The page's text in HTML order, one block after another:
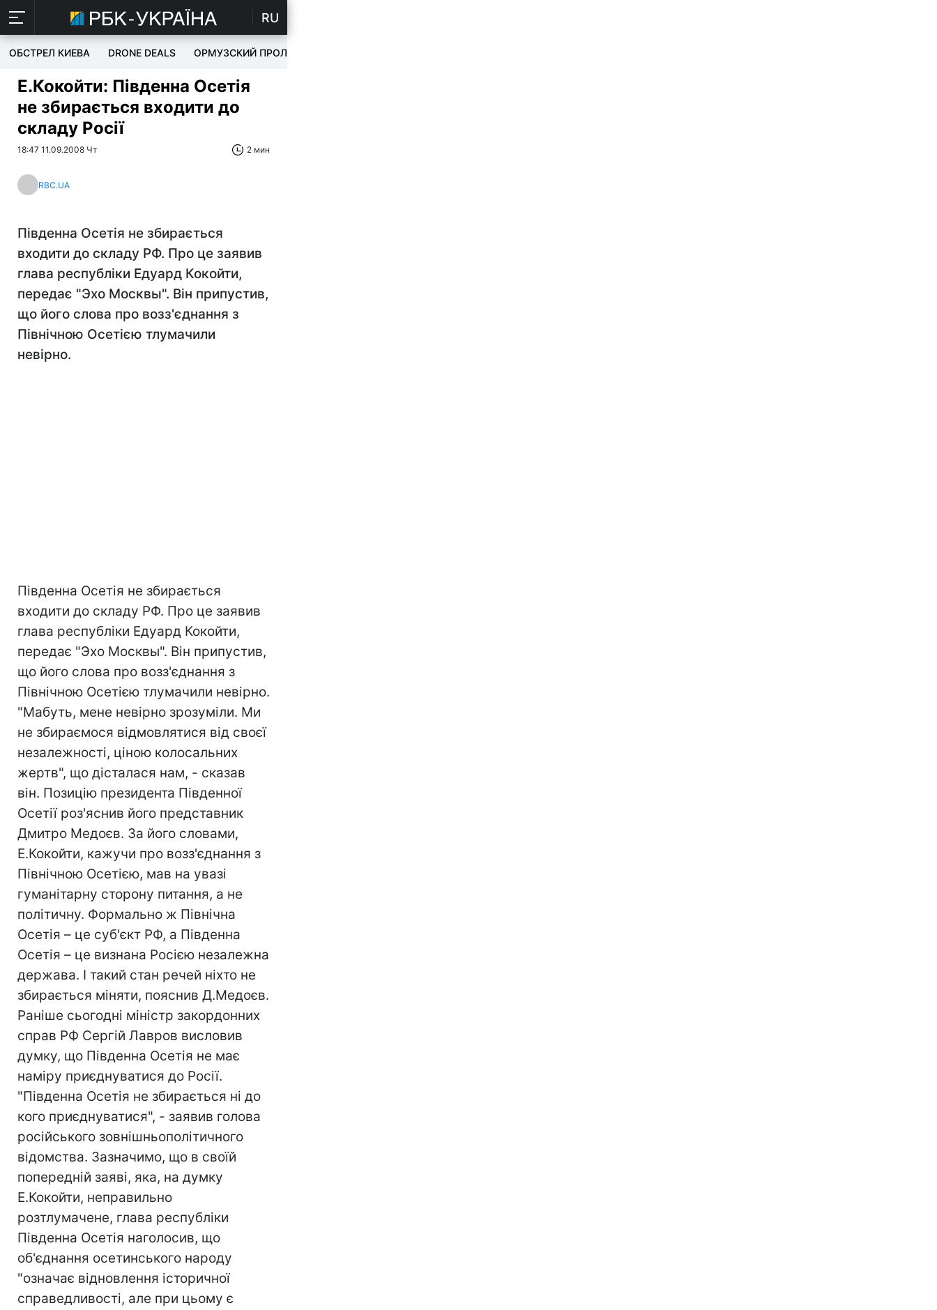
RU
ОБСТРЕЛ КИЕВА DRONE DEALS ОРМУЗСКИЙ ПРОЛИВ
Е.Кокойти: Південна Осетія
не збирається входити до
складу Росії
18:47 11.09.2008 Чт 2 мин
RBC.UA
Південна Осетія не збирається
входити до складу РФ. Про це заявив
глава республіки Едуард Кокойти,
передає "Эхо Москвы". Він припустив,
що його слова про возз'єднання з
Північною Осетією тлумачили
невірно.
Південна Осетія не збирається
входити до складу РФ. Про це заявив
глава республіки Едуард Кокойти,
передає "Эхо Москвы". Він припустив,
що його слова про возз'єднання з
Північною Осетією тлумачили невірно.
"Мабуть, мене невірно зрозуміли. Ми
не збираємося відмовлятися від своєї
незалежності, ціною колосальних
жертв", що дісталася нам, - сказав
він. Позицію президента Південної
Осетії роз'яснив його представник
Дмитро Медоєв. За його словами,
Е.Кокойти, кажучи про возз'єднання з
Північною Осетією, мав на увазі
гуманітарну сторону питання, а не
політичну. Формально ж Північна
Осетія – це суб'єкт РФ, а Південна
Осетія – це визнана Росією незалежна
держава. І такий стан речей ніхто не
збирається міняти, пояснив Д.Медоєв.
Раніше сьогодні міністр закордонних
справ РФ Сергій Лавров висловив
думку, що Південна Осетія не має
наміру приєднуватися до Росії.
"Південна Осетія не збирається ні до
кого приєднуватися", - заявив голова
російського зовнішньополітичного
відомства. Зазначимо, що в своїй
попередній заяві, яка, на думку
Е.Кокойти, неправильно
розтлумачене, глава республіки
Південна Осетія наголосив, що
об'єднання осетинського народу
"означає відновлення історичної
справедливості, але при цьому є